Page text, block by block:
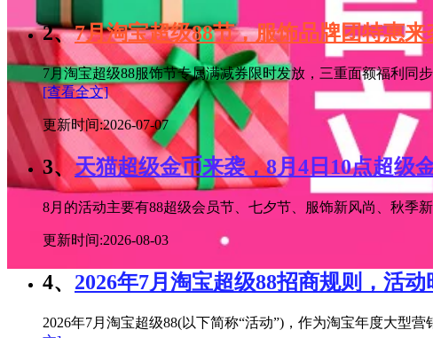
2、7月淘宝超级88节，服饰品牌团特惠
7月淘宝超级88服饰节专属满减券限时发放，三重面额福利同
[查看全文]
更新时间:2026-07-07
3、天猫超级金币来袭，8月4日10点超级
8月的活动主要有88超级会员节、七夕节、服饰新风尚、秋季
更新时间:2026-08-03
4、 2026年7月淘宝超级88招商规则，活动
2026年7月淘宝超级88(以下简称“活动”)，作为淘宝年度大型